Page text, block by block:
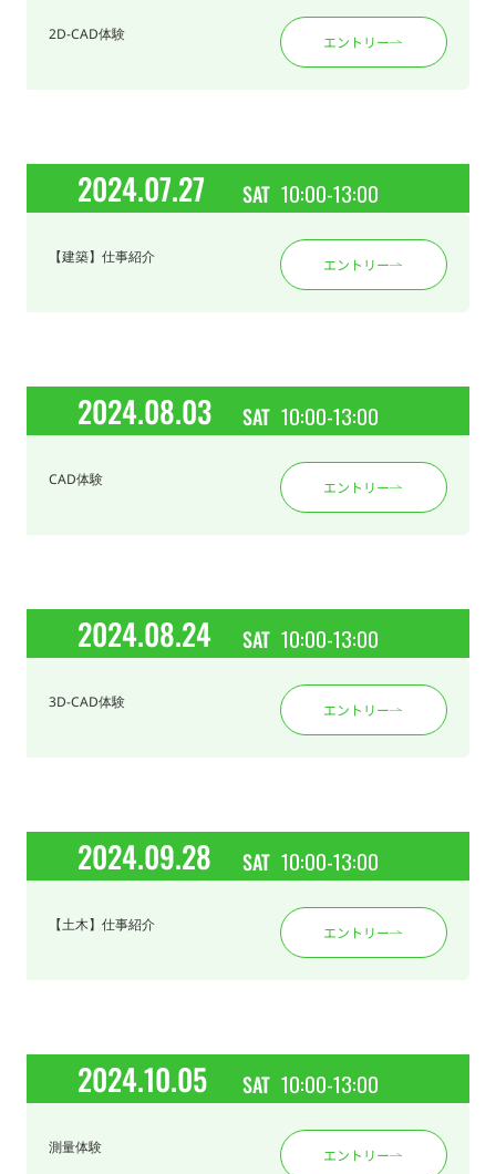
2D-CAD体験 エントリー
2024.07.27 SAT 10:00-13:00
【建築】仕事紹介 エントリー
2024.08.03 SAT 10:00-13:00
CAD体験 エントリー
2024.08.24 SAT 10:00-13:00
3D-CAD体験 エントリー
2024.09.28 SAT 10:00-13:00
【土木】仕事紹介 エントリー
2024.10.05 SAT 10:00-13:00
測量体験 エントリー